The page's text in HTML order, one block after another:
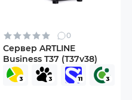
0
Сервер ARTLINE
Business T37 (T37v38)